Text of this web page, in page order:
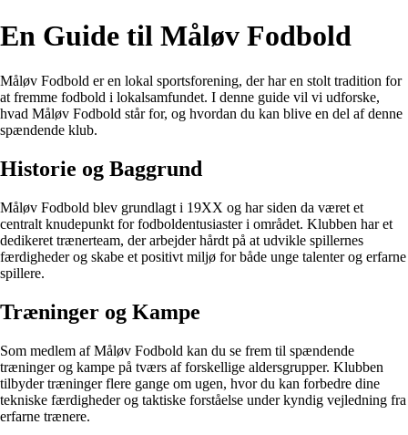
En Guide til Måløv Fodbold
Måløv Fodbold er en lokal sportsforening, der har en stolt tradition for
at fremme fodbold i lokalsamfundet. I denne guide vil vi udforske,
hvad Måløv Fodbold står for, og hvordan du kan blive en del af denne
spændende klub.
Historie og Baggrund
Måløv Fodbold blev grundlagt i 19XX og har siden da været et
centralt knudepunkt for fodboldentusiaster i området. Klubben har et
dedikeret trænerteam, der arbejder hårdt på at udvikle spillernes
færdigheder og skabe et positivt miljø for både unge talenter og erfarne
spillere.
Træninger og Kampe
Som medlem af Måløv Fodbold kan du se frem til spændende
træninger og kampe på tværs af forskellige aldersgrupper. Klubben
tilbyder træninger flere gange om ugen, hvor du kan forbedre dine
tekniske færdigheder og taktiske forståelse under kyndig vejledning fra
erfarne trænere.